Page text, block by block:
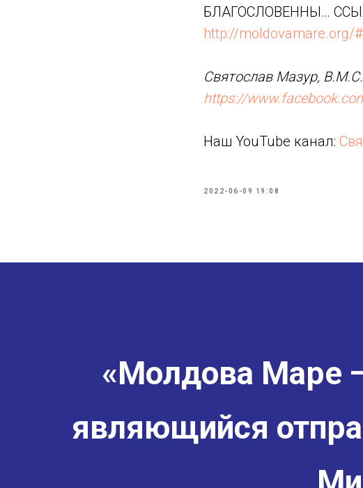
БЛАГОСЛОВЕННЫ…
http://moldovamare.org/
Святослав Мазур,
https://
Наш YouTube канал:
2022-06-09 19:08
«Молдова Маре
являющийся